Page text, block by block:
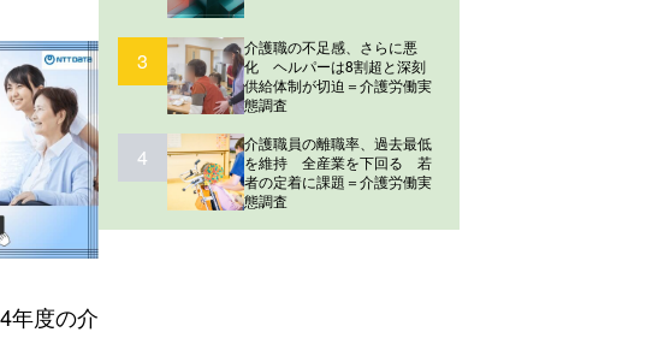
年度の介
3
介護職の不足感、さらに悪
化 ヘルパーは8割超と深刻
供給体制が切迫＝介護労働実
態調査
4
介護職員の離職率、過去最低
を維持 全産業を下回る 若
者の定着に課題＝介護労働実
態調査